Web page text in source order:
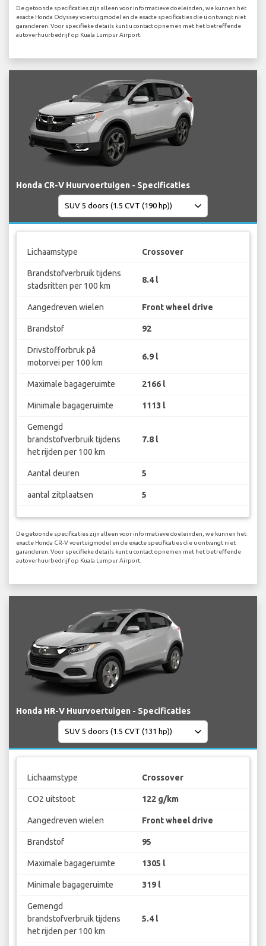
De getoonde specificaties zijn alleen voor informatieve doeleinden, we kunnen het
exacte Honda Odyssey voertuigmodel en de exacte specificaties die u ontvangt niet
garanderen. Voor specifieke details kunt u contact opnemen met het betreffende
autoverhuurbedrijf op Kuala Lumpur Airport.
Honda CR-V Huurvoertuigen - Specificaties
Lichaamstype Crossover
Brandstofverbruik tijdens
stadsritten per 100 km
8.4 l
Aangedreven wielen Front wheel drive
Brandstof 92
Drivstofforbruk på
motorvei per 100 km
6.9 l
Maximale bagageruimte 2166 l
Minimale bagageruimte 1113 l
Gemengd
brandstofverbruik tijdens
het rijden per 100 km
7.8 l
Aantal deuren 5
aantal zitplaatsen 5
De getoonde specificaties zijn alleen voor informatieve doeleinden, we kunnen het
exacte Honda CR-V voertuigmodel en de exacte specificaties die u ontvangt niet
garanderen. Voor specifieke details kunt u contact opnemen met het betreffende
autoverhuurbedrijf op Kuala Lumpur Airport.
Honda HR-V Huurvoertuigen - Specificaties
Lichaamstype Crossover
CO2 uitstoot 122 g/km
Aangedreven wielen Front wheel drive
Brandstof 95
Maximale bagageruimte 1305 l
Minimale bagageruimte 319 l
Gemengd
brandstofverbruik tijdens
het rijden per 100 km
5.4 l